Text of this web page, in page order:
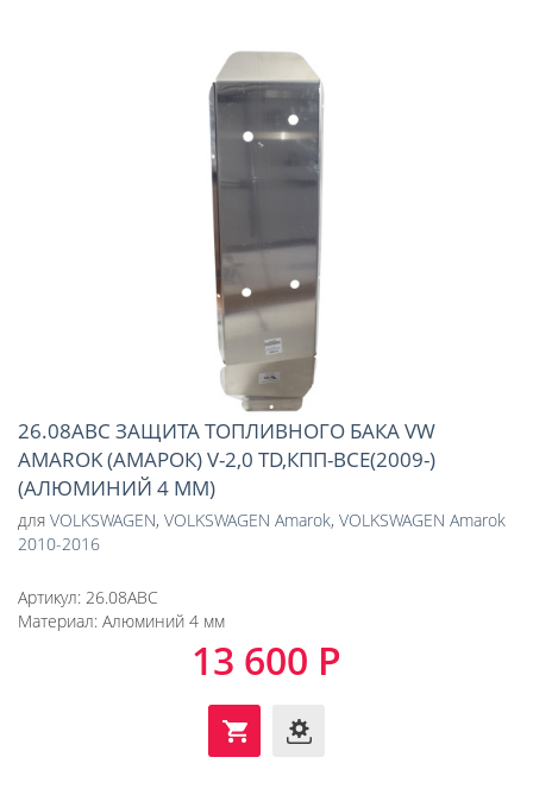
26.08ABC ЗАЩИТА ТОПЛИВНОГО БАКА VW
AMAROK (АМАРОК) V-2,0 TD,КПП-ВСЕ(2009-)
(АЛЮМИНИЙ 4 ММ)
для VOLKSWAGEN, VOLKSWAGEN Amarok, VOLKSWAGEN Amarok
2010-2016
Артикул: 26.08ABC
Материал: Алюминий 4 мм
13 600 Р